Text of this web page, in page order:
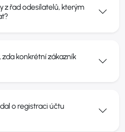
z řad odesílatelů, kterým
konkrétní zákazník
o registraci účtu